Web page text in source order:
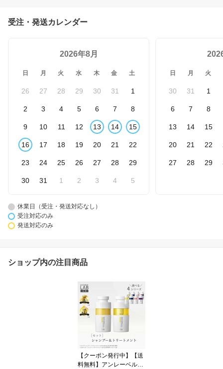
受注・発送カレンダー
2026年8月
日 月 火 水 木 金 土
26 27 28 29 30 31 1
2 3 4 5 6 7 8
9 10 11 12 13 14 15
16 17 18 19 20 21 22
23 24 25 26 27 28 29
30 31 1 2 3 4 5
日 月 火
30 31 1
6 7 8
13 14 15
20 21 22
27 28 29
休業日（受注・発送対応なし）
受注対応のみ
発送対応のみ
ショップ内の注目商品
【クーポン発行中】【送
料無料】アンレーベルラ